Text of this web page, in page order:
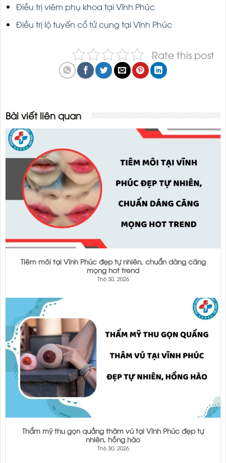
Điều trị viêm phụ khoa tại Vĩnh Phúc
Điều trị lộ tuyến cổ tử cung tại Vĩnh Phúc
Rate this post
Bài viết liên quan
Tiêm môi tại Vĩnh Phúc đẹp tự nhiên, chuẩn dáng căng
mọng hot trend
Th6 30, 2026
Thẩm mỹ thu gọn quầng thâm vú tại Vĩnh Phúc đẹp tự
nhiên, hồng hào
Th6 30, 2026